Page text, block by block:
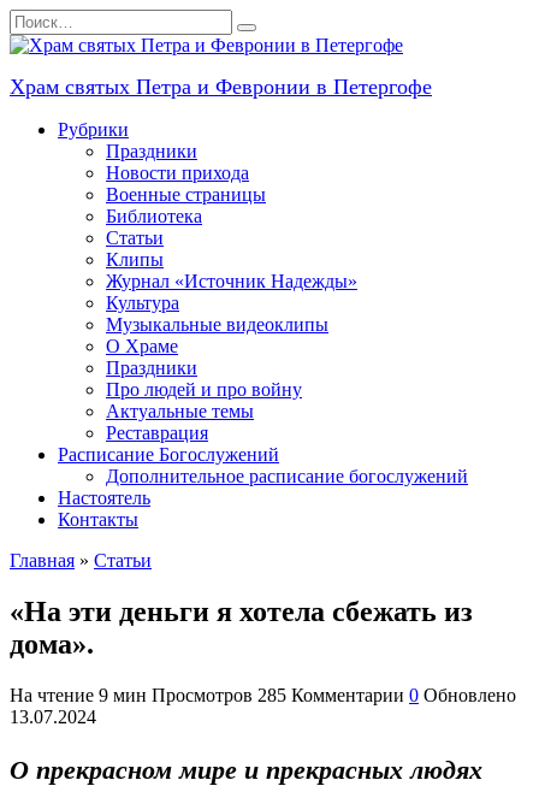
Перейти
к
содержанию
Search
for:
Храм святых Петра и Февронии в Петергофе
Рубрики
Праздники
Новости прихода
Военные страницы
Библиотека
Статьи
Клипы
Журнал «Источник Надежды»
Культура
Музыкальные видеоклипы
О Храме
Праздники
Про людей и про войну
Актуальные темы
Реставрация
Расписание Богослужений
Дополнительное расписание богослужений
Настоятель
Контакты
Главная » Статьи
«На эти деньги я хотела сбежать из
дома».
На чтение 9 мин Просмотров 285 Комментарии 0 Обновлено
13.07.2024
О прекрасном мире и прекрасных людях